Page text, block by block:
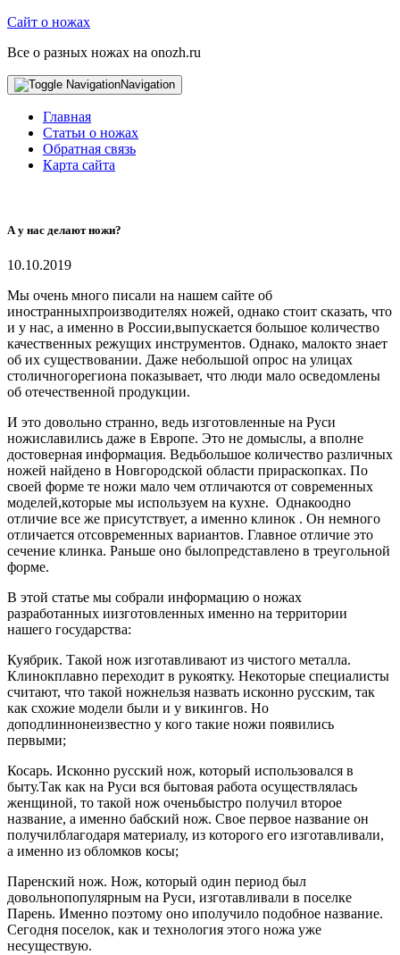
Сайт о ножах
Все о разных ножах на onozh.ru
Navigation
Главная
Статьи о ножах
Обратная связь
Карта сайта
А у нас делают ножи?
10.10.2019
Мы очень много писали на нашем сайте об
иностранныхпроизводителях ножей, однако стоит сказать, что
и у нас, а именно в России,выпускается большое количество
качественных режущих инструментов. Однако, малокто знает
об их существовании. Даже небольшой опрос на улицах
столичногорегиона показывает, что люди мало осведомлены
об отечественной продукции.
И это довольно странно, ведь изготовленные на Руси
ножиславились даже в Европе. Это не домыслы, а вполне
достоверная информация. Ведьбольшое количество различных
ножей найдено в Новгородской области прираскопках. По
своей форме те ножи мало чем отличаются от современных
моделей,которые мы используем на кухне. Однакоодно
отличие все же присутствует, а именно клинок . Он немного
отличается отсовременных вариантов. Главное отличие это
сечение клинка. Раньше оно былопредставлено в треугольной
форме.
В этой статье мы собрали информацию о ножах
разработанных иизготовленных именно на территории
нашего государства:
Куябрик. Такой нож изготавливают из чистого металла.
Клинокплавно переходит в рукоятку. Некоторые специалисты
считают, что такой ножнельзя назвать исконно русским, так
как схожие модели были и у викингов. Но
доподлиннонеизвестно у кого такие ножи появились
первыми;
Косарь. Исконно русский нож, который использовался в
быту.Так как на Руси вся бытовая работа осуществлялась
женщиной, то такой нож оченьбыстро получил второе
название, а именно бабский нож. Свое первое название он
получилблагодаря материалу, из которого его изготавливали,
а именно из обломков косы;
Паренский нож. Нож, который один период был
довольнопопулярным на Руси, изготавливали в поселке
Парень. Именно поэтому оно иполучило подобное название.
Сегодня поселок, как и технология этого ножа уже
несуществую.